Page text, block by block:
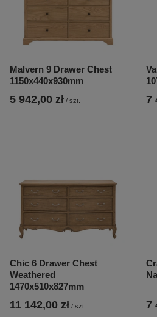
Malvern 9 Drawer Chest
1150x440x930mm
5 942,00 zł / szt. 7
Chic 6 Drawer Chest
Weathered
1470x510x827mm
11 142,00 zł / szt. 7